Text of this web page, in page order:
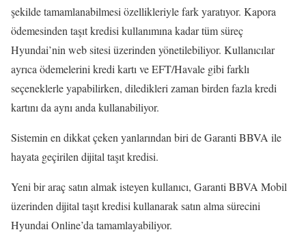
şekilde tamamlanabilmesi özellikleriyle fark yaratıyor. Kapora
ödemesinden taşıt kredisi kullanımına kadar tüm süreç
Hyundai’nin web sitesi üzerinden yönetilebiliyor. Kullanıcılar
ayrıca ödemelerini kredi kartı ve EFT/Havale gibi farklı
seçeneklerle yapabilirken, diledikleri zaman birden fazla kredi
kartını da aynı anda kullanabiliyor.
Sistemin en dikkat çeken yanlarından biri de Garanti BBVA ile
hayata geçirilen dijital taşıt kredisi.
Yeni bir araç satın almak isteyen kullanıcı, Garanti BBVA Mobil
üzerinden dijital taşıt kredisi kullanarak satın alma sürecini
Hyundai Online’da tamamlayabiliyor.